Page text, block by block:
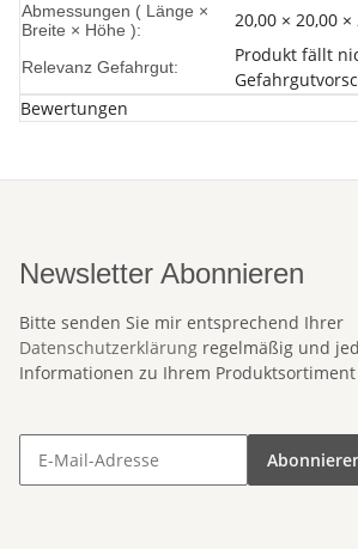
Abmessungen ( Länge ×
Breite × Höhe ):
20,00 × 20,00 ×
Relevanz Gefahrgut:
Produkt fällt
Bewertungen
Newsletter Abonnieren
Bitte senden Sie mir entsprechend Ihrer
Datenschutzerklärung regelmäßig und
Informationen zu Ihrem